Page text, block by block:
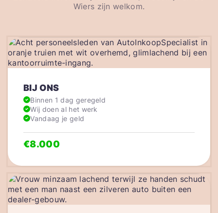
Wiers zijn welkom.
BIJ ONS
Binnen 1 dag geregeld
Wij doen al het werk
Vandaag je geld
€8.000